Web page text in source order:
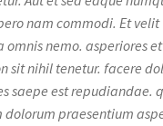
nam commodi. Et velit
omnis nemo. asperiores
sit nihil tenetur. facere
saepe est repudiandae.
praesentium